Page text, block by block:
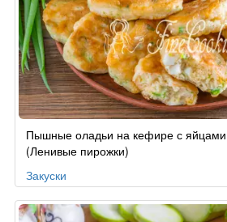
Пышные оладьи на кефире с
(Ленивые пирожки)
Закуски